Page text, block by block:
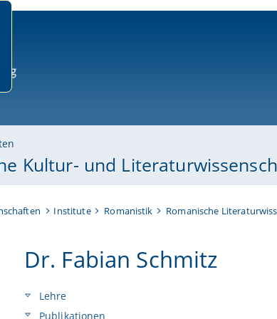
Kultur- und
Institute Romanistik Romanische
Dr. Fabian Schmitz
Lehre
Publikationen